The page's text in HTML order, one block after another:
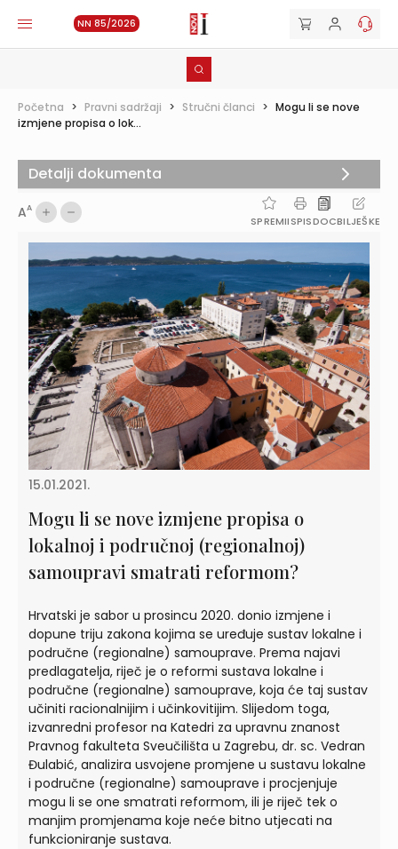
NN 85/2026
Početna > Pravni sadržaji > Stručni članci > Mogu li se nove
izmjene propisa o lok...
AA
SPREMIISPISDOCBILJEŠKE
15.01.2021.
Mogu li se nove izmjene propisa o
lokalnoj i područnoj (regionalnoj)
samoupravi smatrati reformom?
Hrvatski je sabor u prosincu 2020. donio izmjene i
dopune triju zakona kojima se uređuje sustav lokalne i
područne (regionalne) samouprave. Prema najavi
predlagatelja, riječ je o reformi sustava lokalne i
područne (regionalne) samouprave, koja će taj sustav
učiniti racionalnijim i učinkovitijim. Slijedom toga,
izvanredni profesor na Katedri za upravnu znanost
Pravnog fakulteta Sveučilišta u Zagrebu, dr. sc. Vedran
Đulabić, analizira usvojene promjene u sustavu lokalne
i područne (regionalne) samouprave i procjenjuje
mogu li se one smatrati reformom, ili je riječ tek o
manjim promjenama koje neće bitno utjecati na
funkcioniranje sustava.
Detalji dokumenta